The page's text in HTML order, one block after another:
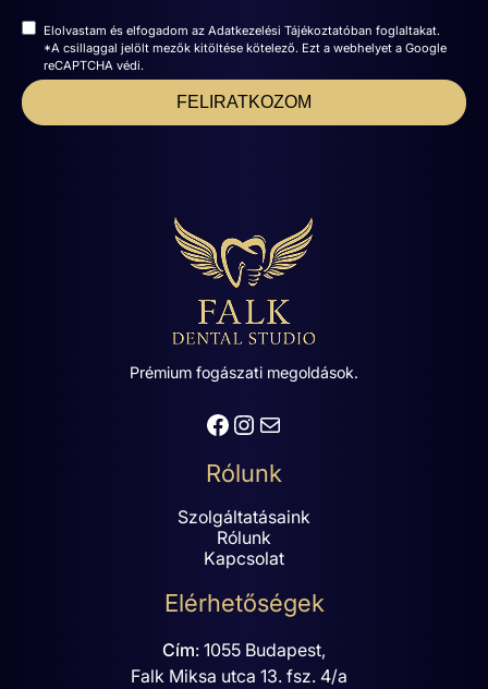
Elolvastam és elfogadom az Adatkezelési Tájékoztatóban foglaltakat.
*A csillaggal jelölt mezők kitöltése kötelező. Ezt a webhelyet a Google
reCAPTCHA védi.
FELIRATKOZOM
Prémium fogászati megoldások.
Facebook Instagram Mail
Rólunk
Szolgáltatásaink
Rólunk
Kapcsolat
Elérhetőségek
Cím: 1055 Budapest,
Falk Miksa utca 13. fsz. 4/a